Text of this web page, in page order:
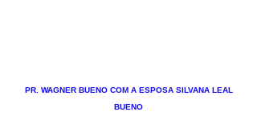
PR. WAGNER BUENO COM A ESPOSA SILVANA LEAL
BUENO